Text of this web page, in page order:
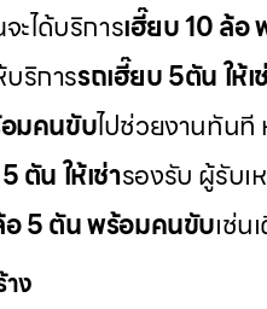
ะได้บริการเฮี๊ยบ 10 ล้
ริการรถเฮี๊ยบ 5ตัน ให้เ
มคนขับไปช่วยงานทันที
ตัน ให้เช่ารองรับ ผู้รับเ
อ 5 ตัน พร้อมคนขับเช่น
ง